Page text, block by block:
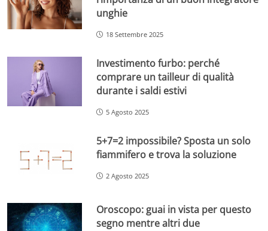
unghie
18 Settembre 2025
Investimento furbo: perché
comprare un tailleur di qualità
durante i saldi estivi
5 Agosto 2025
5+7=2 impossibile? Sposta un solo
fiammifero e trova la soluzione
2 Agosto 2025
Oroscopo: guai in vista per questo
segno mentre altri due